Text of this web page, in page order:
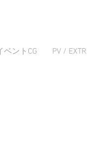
ベントCG PV /